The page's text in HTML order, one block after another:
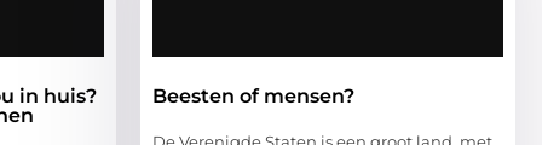
in huis?
Beesten of mensen?